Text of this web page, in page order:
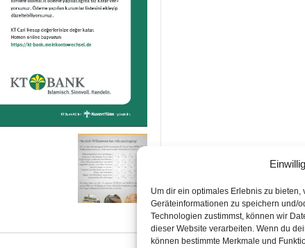
Um dir ein optimales Erlebnis zu
Geräteinformationen zu speichern und/
Technologien zustimmst, können wir
dieser Website verarbeiten. Wenn du
können bestimmte Merkmale und